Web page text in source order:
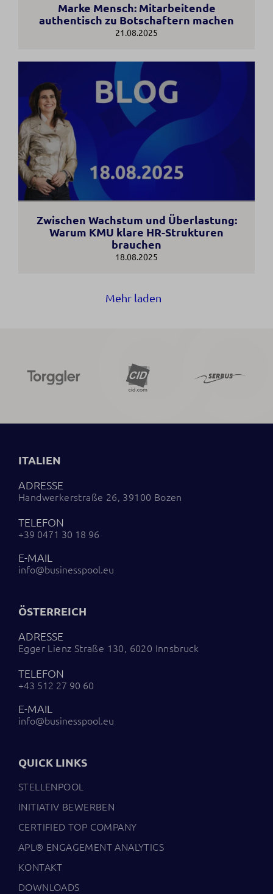
Marke Mensch: Mitarbeitende
authentisch zu Botschaftern machen
21.08.2025
Zwischen Wachstum und Überlastung:
Warum KMU klare HR-Strukturen
brauchen
18.08.2025
Mehr laden
ITALIEN
ADRESSE
Handwerkerstraße 26, 39100 Bozen
TELEFON
+39 0471 30 18 96
E-MAIL
info@businesspool.eu
ÖSTERREICH
ADRESSE
Egger Lienz Straße 130, 6020 Innsbruck
TELEFON
+43 512 27 90 60
E-MAIL
info@businesspool.eu
QUICK LINKS
STELLENPOOL
INITIATIV BEWERBEN
CERTIFIED TOP COMPANY
APL® ENGAGEMENT ANALYTICS
KONTAKT
DOWNLOADS